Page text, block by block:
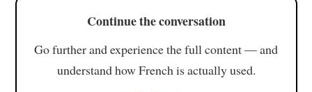
Continue the conversation
Go further and experience the full content — and
understand how French is actually used.